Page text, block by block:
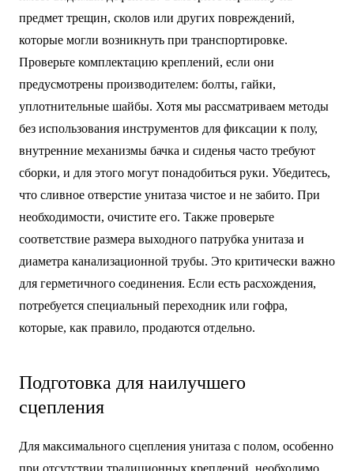
предмет трещин, сколов или других повреждений,
которые могли возникнуть при транспортировке.
Проверьте комплектацию креплений, если они
предусмотрены производителем: болты, гайки,
уплотнительные шайбы. Хотя мы рассматриваем методы
без использования инструментов для фиксации к полу,
внутренние механизмы бачка и сиденья часто требуют
сборки, и для этого могут понадобиться руки. Убедитесь,
что сливное отверстие унитаза чистое и не забито. При
необходимости, очистите его. Также проверьте
соответствие размера выходного патрубка унитаза и
диаметра канализационной трубы. Это критически важно
для герметичного соединения. Если есть расхождения,
потребуется специальный переходник или гофра,
которые, как правило, продаются отдельно.
Подготовка для наилучшего
сцепления
Для максимального сцепления унитаза с полом, особенно
при отсутствии традиционных креплений, необходимо